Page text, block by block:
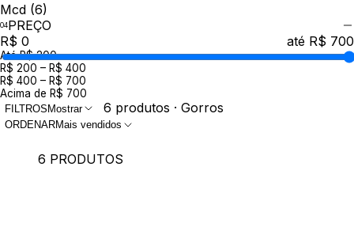
Mcd (6)
PREÇO
R$ 0
até R$ 700
Até R$ 200
R$ 200 – R$ 400
R$ 400 – R$ 700
Acima de R$ 700
FILTROS Mostrar 6 produtos · Gorros
ORDENARMais vendidos
6 PRODUTOS